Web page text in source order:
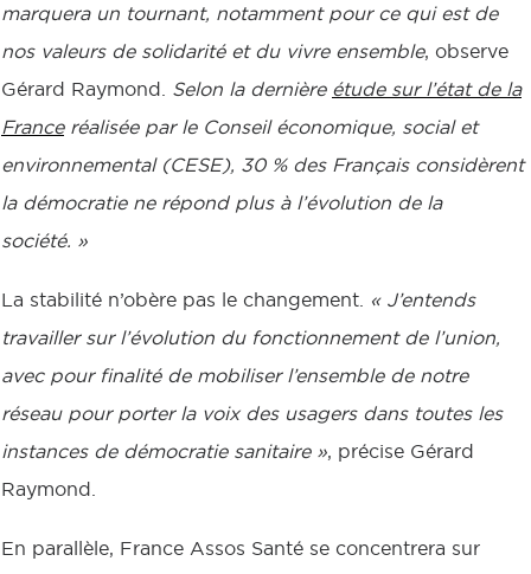
marquera un tournant, notamment pour ce qui est de
nos valeurs de solidarité et du vivre ensemble, observe
Gérard Raymond. Selon la dernière étude sur l’état de la
Franceréalisée par le Conseil économique, social et
environnemental (CESE), 30 % des Français considèrent
la démocratie ne répond plus à l’évolution de la
société. »
La stabilité n’obère pas le changement.
« J’entends
travailler sur l’évolution du fonctionnement de l’union,
avec pour finalité de mobiliser l’ensemble de notre
réseau pour porter la voix des usagers dans toutes les
instances de démocratie sanitaire », précise Gérard
Raymond.
En parallèle, France Assos Santé se concentrera sur